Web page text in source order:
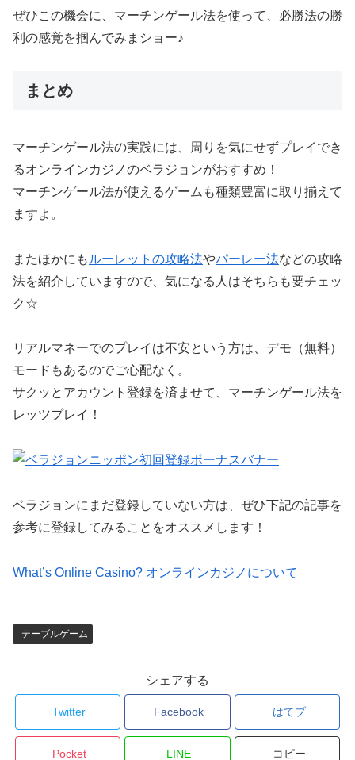
ぜひこの機会に、マーチンゲール法を使って、必勝法の勝
利の感覚を掴んでみまショー♪
まとめ
マーチンゲール法の実践には、周りを気にせずプレイでき
るオンラインカジノのベラジョンがおすすめ！
マーチンゲール法が使えるゲームも種類豊富に取り揃えて
ますよ。
またほかにも ルーレットの攻略法やパーレー法などの攻略
法を紹介していますので、気になる人はそちらも要チェッ
ク☆
リアルマネーでのプレイは不安という方は、デモ（無料）
モードもあるのでご心配なく。
サクッとアカウント登録を済ませて、マーチンゲール法を
レッツプレイ！
ベラジョンにまだ登録していない方は、ぜひ下記の記事を
参考に登録してみることをオススメします！
What’s Online Casino? オンラインカジノについて
テーブルゲーム
シェアする
Twitter Facebook はてブ
Pocket LINE コピー